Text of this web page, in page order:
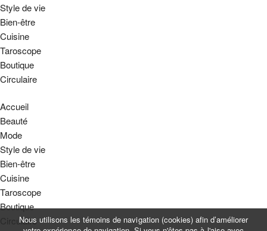
Style de vie
Bien-être
Cuisine
Taroscope
Boutique
Circulaire
Accueil
Beauté
Mode
Style de vie
Bien-être
Cuisine
Taroscope
Boutique
Circulaire
Nous utilisons les témoins de navigation (cookies) afin d’améliorer